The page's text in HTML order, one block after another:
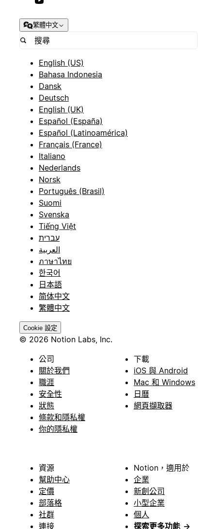
繁體中文
English (US)
Bahasa Indonesia
Dansk
Deutsch
English (UK)
Español (España)
Español (Latinoamérica)
Français (France)
Italiano
Nederlands
Norsk
Português (Brasil)
Suomi
Svenska
Tiếng Việt
עברית
العربية
ภาษาไทย
한국어
日本語
简体中文
繁體中文
Cookie 設定
© 2026 Notion Labs, Inc.
公司
關於我們
職涯
安全性
狀態
條款和隱私權
你的隱私權
下載
iOS 與 Android
Mac 和 Windows
日曆
網頁擷取器
資源
幫助中心
定價
部落格
社群
連接
Notion，適用於
企業
新創公司
小型企業
個人
探索更多功能 →